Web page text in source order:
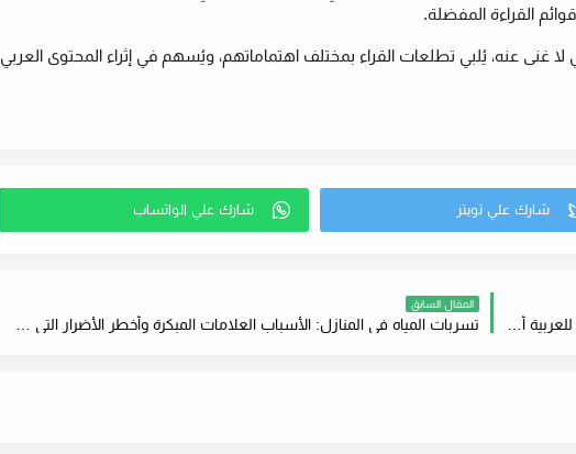
القراءة المفضلة.
2026 نفسها كشريك معرفي لا غنى عنه، يُلبي تطلعات القراء بمختلف اهتماماتهم، ويُسهم في إثراء المحتوى العربي
المقال السابق